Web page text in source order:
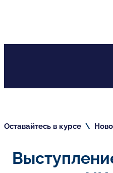
Оставайтесь в курсе \